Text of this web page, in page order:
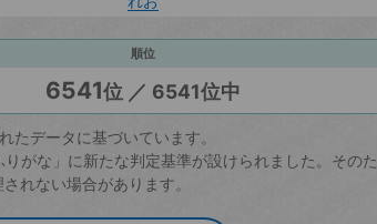
順位
6541位 ／ 6541位中
たデータに基づいています。
がな」に新たな判定基準が設けられました。そのた
れない場合があります。